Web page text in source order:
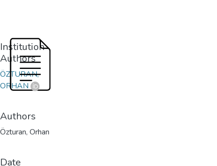
Institution
Authors
ÖZTURAN,
ORHAN
Authors
Özturan, Orhan
Date